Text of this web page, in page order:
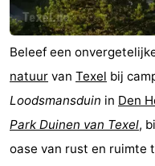
Route
-
Boot
Waddenhoppen
-
Parkeren
Reisboekenwinkel
Beleef een
natuur van Texel bij
Loodsmansduin in Den
Park Duinen van Texel,
oase van rust en ruimte